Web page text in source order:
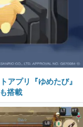
アプリ『ゆめたび』
搭載